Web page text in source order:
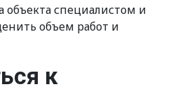
специалистом и
объем работ и
к